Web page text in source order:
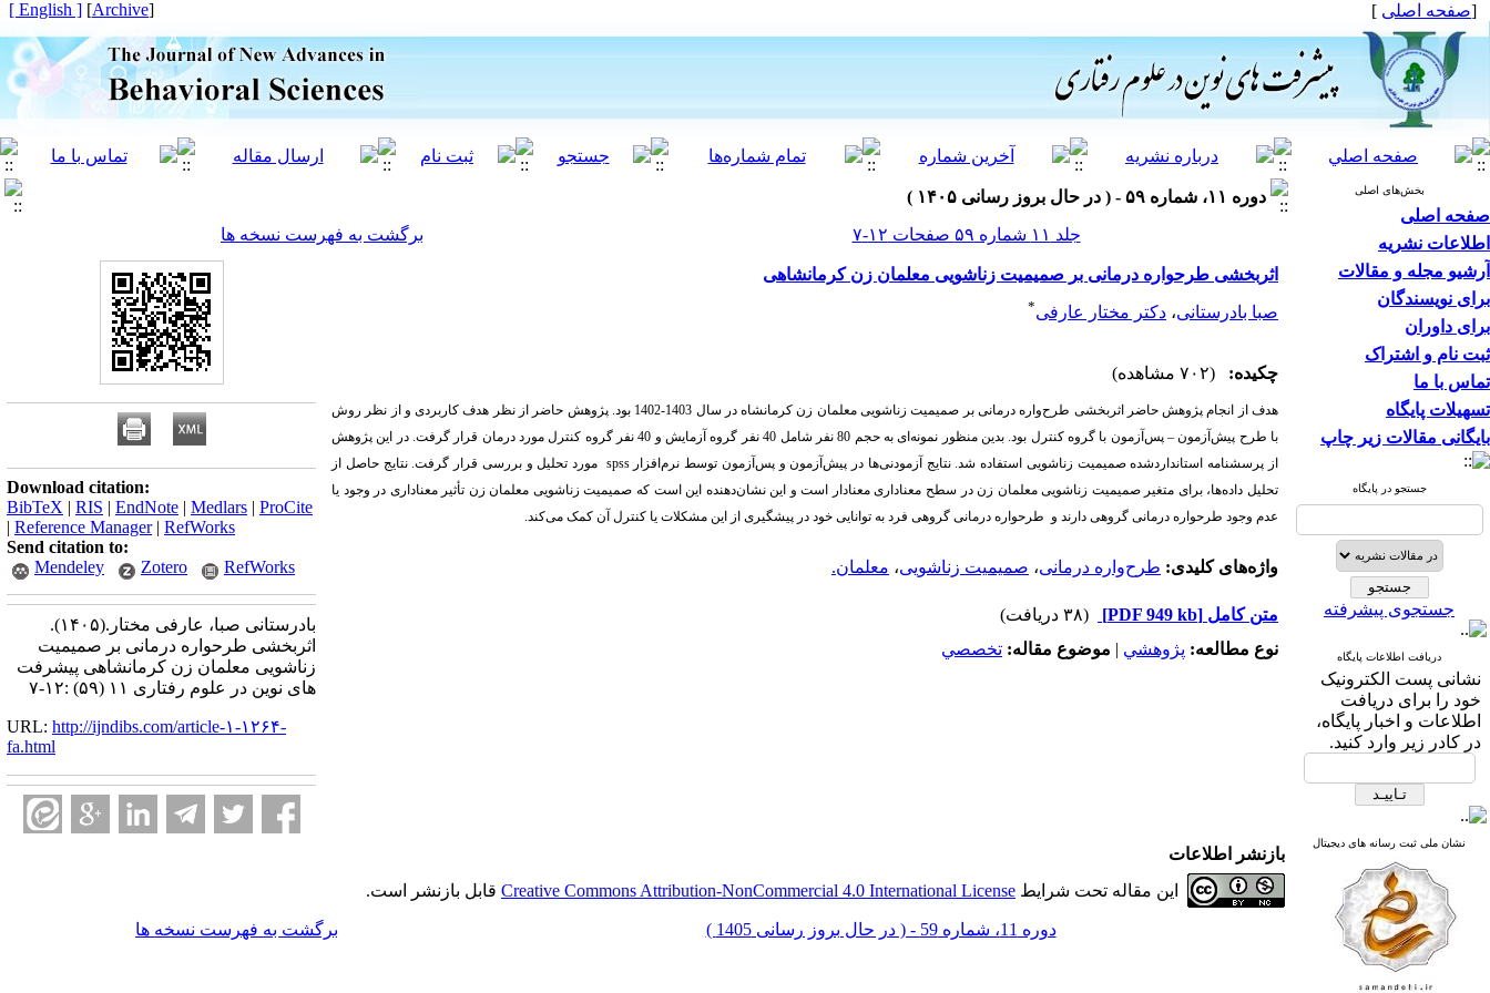
[صفحه اصلی ]
[
Archive
]
[ English ]
بخش‌های اصلی
صفحه اصلی
اطلاعات نشریه
آرشیو مجله و مقالات
برای نویسندگان
برای داوران
ثبت نام و اشتراک
تماس با ما
تسهیلات پایگاه
بایگانی مقالات زیر چاپ
جستجو در پایگاه
جستجوی پیشرفته
دریافت اطلاعات پایگاه
نشانی پست الکترونیک
خود را برای دریافت
اطلاعات و اخبار پایگاه،
در کادر زیر وارد کنید.
نشان ملی ثبت رسانه های دیجیتال
دوره ۱۱، شماره ۵۹ - ( در حال بروز رسانی ۱۴۰۵ )
جلد ۱۱ شماره ۵۹ صفحات ۱۲-۷
برگشت به فهرست نسخه ها
اثربخشی طرحواره درمانی بر صمیمیت زناشویی معلمان زن کرمانشاهی
صبا بادرستانی، دکتر مختار عارفی*
چکیده: (۷۰۲ مشاهده)
هدف از انجام پژوهش حاضر اثربخشی طرح‌واره درمانی بر صمیمیت زناشویی معلمان زن کرمانشاه در سال 1403-1402 بود. پژوهش حاضر از نظر هدف کاربردی و از نظر روش
با طرح پیش‌آزمون –
پس‌آزمون با گروه کنترل بود. بدین منظور نمونه‌ای به حجم 80 نفر شامل 40 نفر گروه آزمایش و 40 نفر گروه کنترل مورد درمان قرار گرفت. در این پژوهش
از پرسشنامه استانداردشده صمیمیت زناشویی استفاده شد. نتایج آزمودنی‌ها در پیش‌آزمون و پس‌آزمون توسط نرم‌افزارspss مورد تحلیل و بررسی قرار گرفت. نتایج حاصل از
تحلیل داده‌ها، برای متغیر صمیمیت زناشویی معلمان زن در سطح معناداری معنادار است و این نشان‌دهنده این است که صمیمیت زناشویی معلمان زن تأثیر معناداری در وجود یا
عدم وجود طرحواره درمانی گروهی دارند و طرحواره درمانی گروهی فرد به توانایی خود در پیشگیری از این مشکلات یا کنترل آن کمک می‌کند.
واژه‌های کلیدی: طرح‌واره درمانی، صمیمیت زناشویی، معلمان.
متن کامل [PDF 949 kb]
(۳۸ دریافت)
نوع مطالعه: پژوهشي | موضوع مقاله: تخصصي
Download citation:
BibTeX | RIS | EndNote | Medlars | ProCite
| Reference Manager| RefWorks
Send citation to:
Mendeley
Zotero RefWorks
بادرستانی صبا، عارفی مختار.(۱۴۰۵).
اثربخشی طرحواره درمانی بر صمیمیت
زناشویی معلمان زن کرمانشاهی پیشرفت
های نوین در علوم رفتاری ۱۱ (۵۹) :۱۲-۷
URL: http://ijndibs.com/article-۱-۱۲۶۴-
fa.html
بازنشر اطلاعات
این مقاله تحت شرایط Creative Commons Attribution-NonCommercial 4.0 International License قابل بازنشر است.
دوره 11، شماره 59 - ( در حال بروز رسانی 1405 ) برگشت به فهرست نسخه ها